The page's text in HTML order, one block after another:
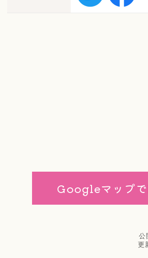
Googleマップで
公
更